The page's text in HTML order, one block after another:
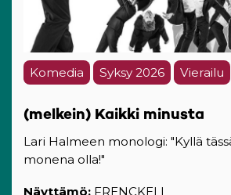
Komedia Syksy 2026 Vierailu
(melkein) Kaikki minusta
Lari Halmeen monologi: "Kyllä
monena olla!"
Näyttämö: FRENCKELL